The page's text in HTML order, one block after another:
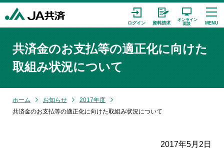
共済金のお支払等の適正化に向けた
取組み状況について
ホーム お知らせ
2017年度
共済金のお支払等の適正化に向けた取組み状況について
2017年5月2日